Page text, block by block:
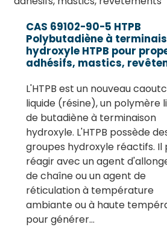
CAS 69102-90-5 HTPB
Polybutadiène à
hydroxyle HTPB pour
adhésifs, mastics,
L'HTPB est un nouveau
liquide (résine), un polymère
de butadiène à terminaison
hydroxyle. L'HTPB possède
groupes hydroxyle réactifs. Il
réagir avec un agent
de chaîne ou un agent de
réticulation à température
ambiante ou à haute
pour générer…